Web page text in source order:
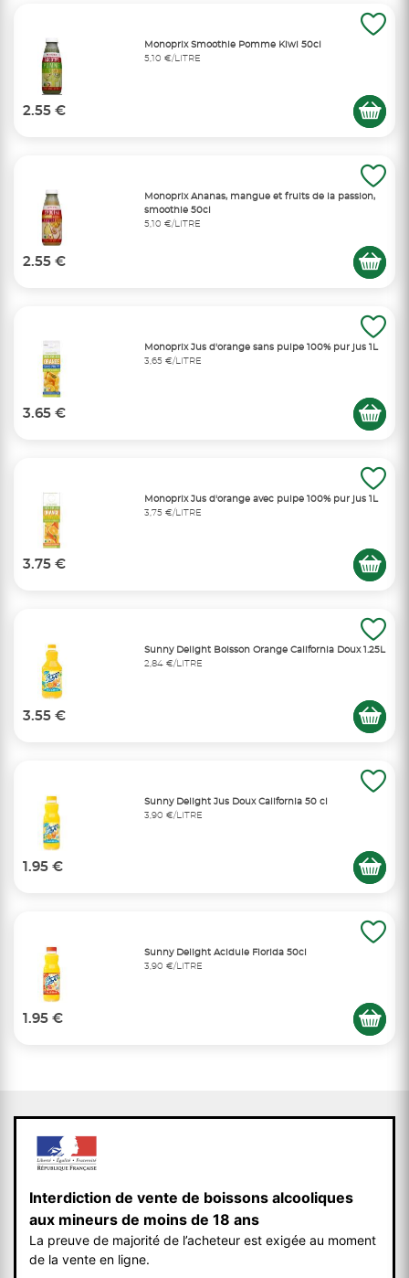
Monoprix Smoothie Pomme Kiwi 50cl
5,10 €/LITRE
2.55 €
Monoprix Ananas, mangue et fruits de la passion,
smoothie 50cl
5,10 €/LITRE
2.55 €
Monoprix Jus d'orange sans pulpe 100% pur jus 1L
3,65 €/LITRE
3.65 €
Monoprix Jus d'orange avec pulpe 100% pur jus 1L
3,75 €/LITRE
3.75 €
Sunny Delight Boisson Orange California Doux 1.25L
2,84 €/LITRE
3.55 €
Sunny Delight Jus Doux California 50 cl
3,90 €/LITRE
1.95 €
Sunny Delight Acidule Florida 50cl
3,90 €/LITRE
1.95 €
Interdiction de vente de boissons alcooliques
aux mineurs de moins de 18 ans
La preuve de majorité de l’acheteur est exigée au moment
de la vente en ligne.